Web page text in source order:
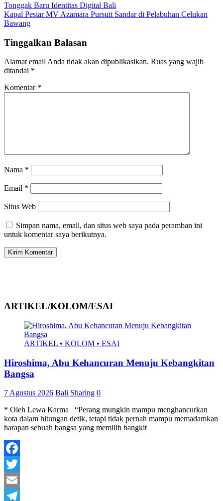
Tonggak Baru Identitas Digital Bali
Kapal Pesiar MV Azamara Pursuit Sandar di Pelabuhan Celukan
Bawang
Tinggalkan Balasan
Alamat email Anda tidak akan dipublikasikan. Ruas yang wajib
ditandai *
Komentar *
Nama *
Email *
Situs Web
Simpan nama, email, dan situs web saya pada peramban ini
untuk komentar saya berikutnya.
ARTIKEL/KOLOM/ESAI
ARTIKEL • KOLOM • ESAI
Hiroshima, Abu Kehancuran Menuju Kebangkitan
Bangsa
7 Agustus 2026 Bali Sharing 0
* Oleh Lewa Karma “Perang mungkin mampu menghancurkan
kota dalam hitungan detik, tetapi tidak pernah mampu memadamkan
harapan sebuah bangsa yang memilih bangkit
Facebook
Twitter
Email